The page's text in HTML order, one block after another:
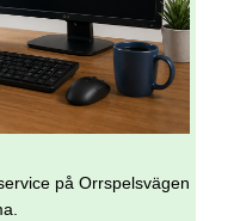
på Orrspelsvägen